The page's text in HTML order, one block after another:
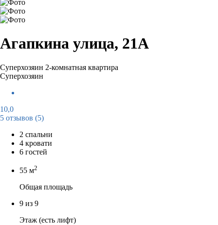
Агапкина улица, 21А
Суперхозяин 2-комнатная квартира
Суперхозяин
10,0
5 отзывов (5)
2 спальни
4 кровати
6 гостей
55 м2
Общая площадь
9 из 9
Этаж (есть лифт)